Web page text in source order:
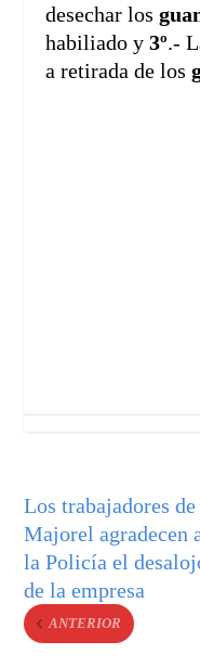
desechar los
habiliado y3º.-
a retirada de los
Los trabajadores de
Majorel agradecen
la Policía el
de la empresa
ANTERIOR